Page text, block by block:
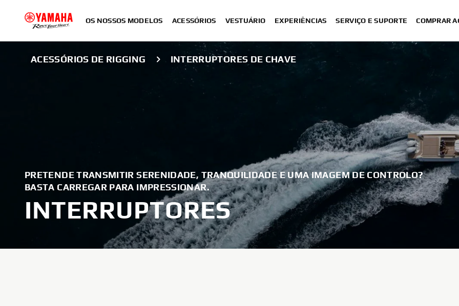
OS NOSSOS MODELOS ACESSÓRIOS VESTUÁRIO EXPERIÊNCIAS SERVIÇO E SUPORTE COMPRAR
ACESSÓRIOS DE RIGGING INTERRUPTORES DE CHAVE
PRETENDE TRANSMITIR SERENIDADE, TRANQUILIDADE E UMA IMAGEM DE CONTROLO?
BASTA CARREGAR PARA IMPRESSIONAR.
INTERRUPTORES